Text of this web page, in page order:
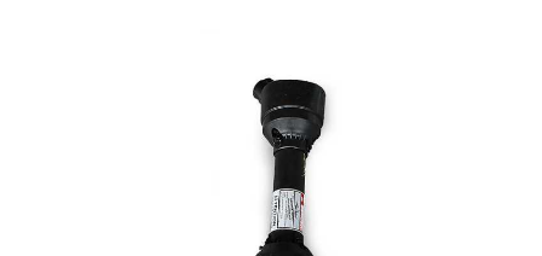
Vogelscheuchen - Vogelabwehr
Wasserpumpen für Traktoren